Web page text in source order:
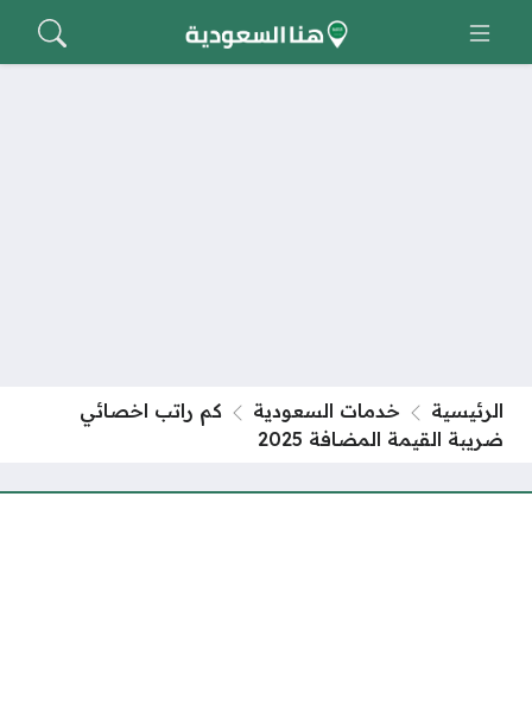
الرئيسية خدمات السعودية
كم راتب اخصائي
ضريبة القيمة المضافة 2025